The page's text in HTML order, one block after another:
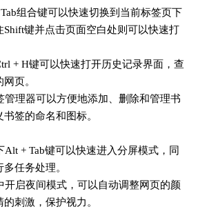
组合键可以快速切换到当前标签页下
Shift键并点击页面空白处则可以快速打
+ H键可以快速打开历史记录界面，查
页。
管理器可以方便地添加、删除和管理书
签的命名和图标。
Alt + Tab键可以快速进入分屏模式，同
任务处理。
开启夜间模式，可以自动调整网页的颜
刺激，保护视力。